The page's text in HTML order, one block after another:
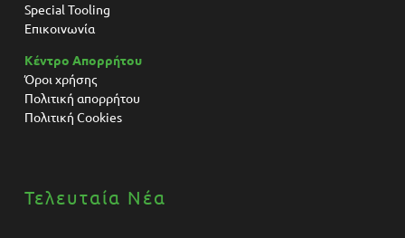
Special Tooling
Επικοινωνία
Κέντρο Απορρήτου
Όροι χρήσης
Πολιτική απορρήτου
Πολιτική Cookies
Τελευταία Νέα